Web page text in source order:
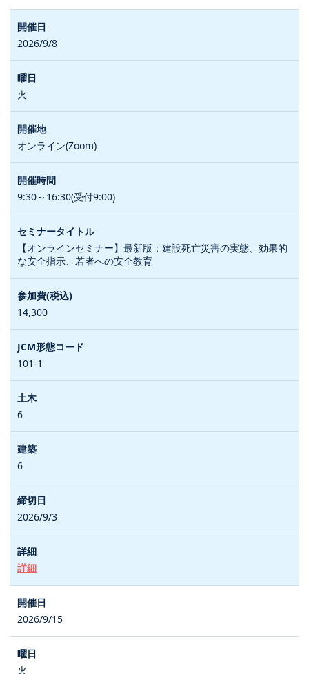
2026/9/8
火
オンライン(Zoom)
9:30～16:30(受付9:00)
【オンラインセミナー】最新版：建設死亡災害の実態、効果的
な安全指示、若者への安全教育
14,300
101-1
6
6
2026/9/3
詳細
2026/9/15
火